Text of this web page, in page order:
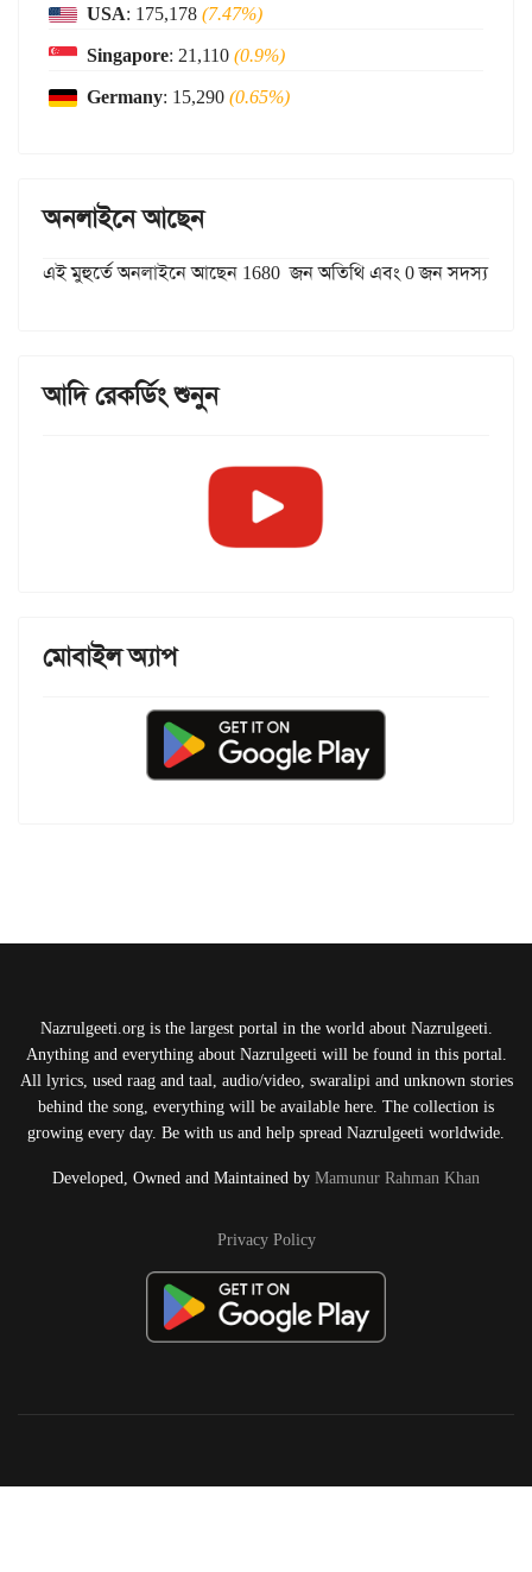
USA: 175,178(7.47%)
Singapore: 21,110(0.9%)
Germany: 15,290(0.65%)
অনলাইনে আছেন
এই মুহুর্তে অনলাইনে আছেন 1680 জন অতিথি এবং 0 জন সদস্য
আদি রেকর্ডিং শুনুন
মোবাইল অ্যাপ
Nazrulgeeti.org is the largest portal in the world about Nazrulgeeti.
Anything and everything about Nazrulgeeti will be found in this portal.
All lyrics, used raag and taal, audio/video, swaralipi and unknown stories
behind the song, everything will be available here. The collection is
growing every day. Be with us and help spread Nazrulgeeti worldwide.
Developed, Owned and Maintained by Mamunur Rahman Khan
Privacy Policy